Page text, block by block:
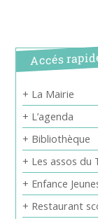
Accés
+ La Mairie
+ L’agenda
+ Bibliothèque
+ Les assos du
+ Enfance
+ Restaurant